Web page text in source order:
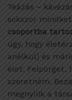
Teázás –
sokszor
csoportba
úgy, hogy
anélkül) és
élet. Felpörget,
szeretném.
megnyílik a